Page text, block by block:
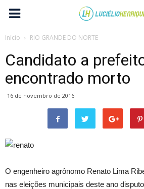
Início RIO GRANDE DO NORTE
Candidato a
encontrado morto
16 de novembro de 2016
O engenheiro agrônomo Renato Lima
nas eleições municipais deste ano